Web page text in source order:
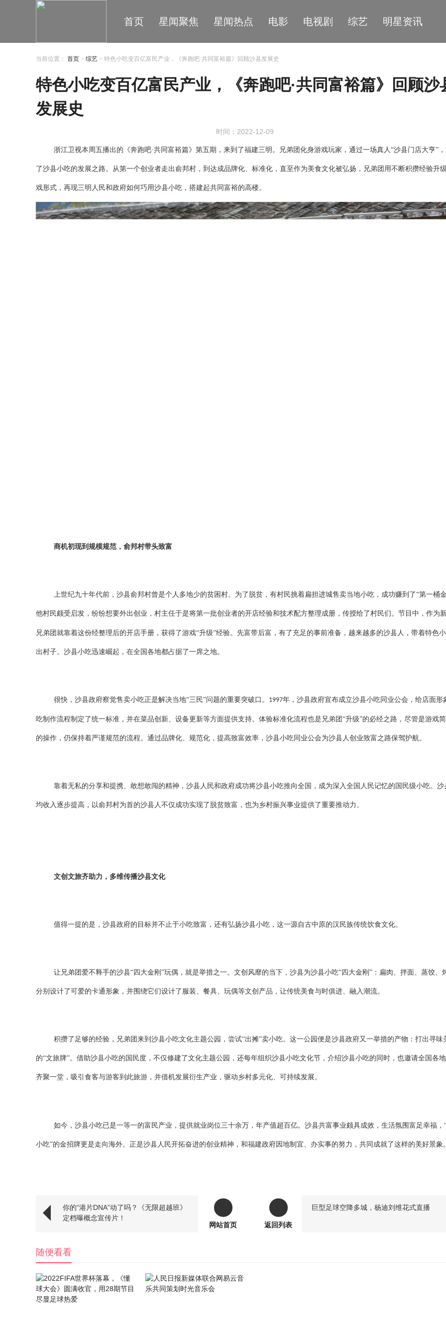
首页 星闻聚焦 星闻热点 电影 电视剧 综艺 明星资讯
当前位置： 首页 > 综艺 > 特色小吃变百亿富民产业，《奔跑吧·共同富裕篇》回顾沙县发展史
特色小吃变百亿富民产业，《奔跑吧·共同富裕篇》回顾沙
发展史
时间：2022-12-09
浙江卫视本周五播出的《奔跑吧·共同富裕篇》第五期，来到了福建三明。兄弟团化身游戏玩家，通过一场真人“沙县门店大亨”
了沙县小吃的发展之路。从第一个创业者走出俞邦村，到达成品牌化、标准化，直至作为美食文化被弘扬，兄弟团用不断积攒经验升
戏形式，再现三明人民和政府如何巧用沙县小吃，搭建起共同富裕的高楼。
商机初现到规模规范，俞邦村带头致富
上世纪九十年代前，沙县俞邦村曾是个人多地少的贫困村。为了脱贫，有村民挑着扁担进城售卖当地小吃，成功赚到了“第一桶
他村民颇受启发，纷纷想要外出创业，村主任于是将第一批创业者的开店经验和技术配方整理成册 ， 传授给了村民们。节目中，作为
兄弟团就靠着这份经整理后的开店手册，获得了游戏“升级”经验。先富带后富，有了充足的事前准备，越来越多的沙县人，带着特色
出村子。沙县小吃迅速崛起，在全国各地都占据了一席之地。
很快，沙县政府察觉售卖小吃正是解决当地“三民”问题的重要突破口。 1997年，沙县政府宣布成立沙县小吃同业公会，给店面形
吃制作流程制定了统一标准，并在菜品创新、设备更新等方面提供支持。体验标准化流程也是兄弟团“升级”的必经之路，尽管是游戏
的操作，仍保持着严谨规范的流程。通过品牌化、规范化，提高致富效率，沙县小吃同业公会为沙县人创业致富之路保驾护航。
靠着无私的分享和提携、敢想敢闯的精神，沙县人民和政府成功将沙县小吃推向全国，成为深入全国人民记忆的国民级小吃。沙
均收入逐步提高，以俞邦村为首的沙县人不仅成功实现了脱贫致富，也为乡村振兴事业提供了重要推动力。
文创文旅齐助力，多维传播沙县文化
值得一提的是，沙县政府的目标并不止于小吃致富，还有弘扬沙县小吃，这一源自古中原的汉民族传统饮食文化。
让兄弟团爱不释手的沙县“四大金刚”玩偶，就是举措之一。文创风靡的当下，沙县为沙县小吃“四大金刚”：扁肉、拌面、蒸饺、
分别设计了可爱的卡通形象，并围绕它们设计了服装、餐具、玩偶等文创产品，让传统美食与时俱进、融入潮流。
积攒了足够的经验，兄弟团来到沙县小吃文化主题公园，尝试“出摊”卖小吃。这一公园便是沙县政府又一举措的产物：打出寻味
的“文旅牌”。借助沙县小吃的国民度，不仅修建了文化主题公园，还每年组织沙县小吃文化节，介绍沙县小吃的同时，也邀请全国各
齐聚一堂，吸引食客与游客到此旅游，并借机发展衍生产业，驱动乡村多元化、可持续发展。
如今，沙县小吃已是一等一的富民产业，提供就业岗位三十余万，年产值超百亿。沙县共富事业颇具成效，生活氛围富足幸福，
小吃”的金招牌更是走向海外。正是沙县人民开拓奋进的创业精神，和福建政府因地制宜、办实事的努力，共同成就了这样的美好景象。
你的“港片DNA”动了吗？《无限超越班》
定档曝概念宣传片！
巨型足球空降多城，杨迪刘维花式直播
网站首页 返回列表
随便看看